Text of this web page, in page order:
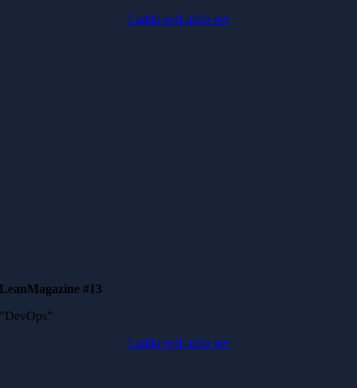
Ladda nerLadda ner
LeanMagazine #13
”DevOps”
Ladda nerLadda ner